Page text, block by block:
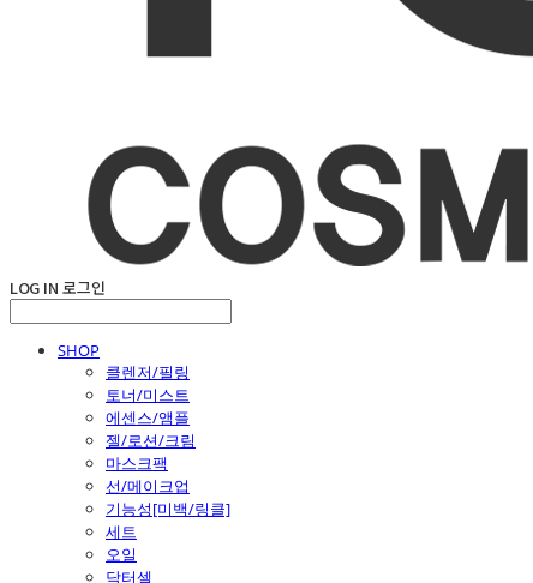
LOG IN 로그인
SHOP
클렌저/필링
토너/미스트
에센스/앰플
젤/로션/크림
마스크팩
선/메이크업
기능성[미백/링클]
세트
오일
닥터셀